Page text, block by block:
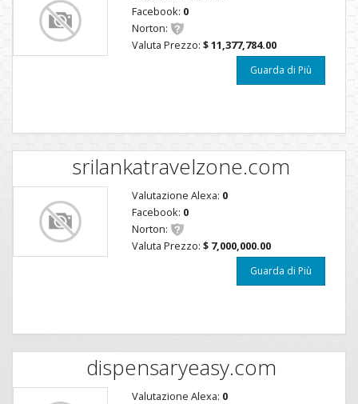
Facebook: 0
Norton:
Valuta Prezzo: $ 11,377,784.00
Guarda di Più
srilankatravelzone.com
Valutazione Alexa: 0
Facebook: 0
Norton:
Valuta Prezzo: $ 7,000,000.00
Guarda di Più
dispensaryeasy.com
Valutazione Alexa: 0